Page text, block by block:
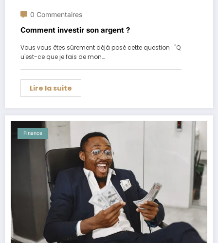
0 Commentaires
Comment investir son argent ?
Vous vous êtes sûrement déjà posé cette question : "Q
u'est-ce que je fais de mon…
Lire la suite
Finance